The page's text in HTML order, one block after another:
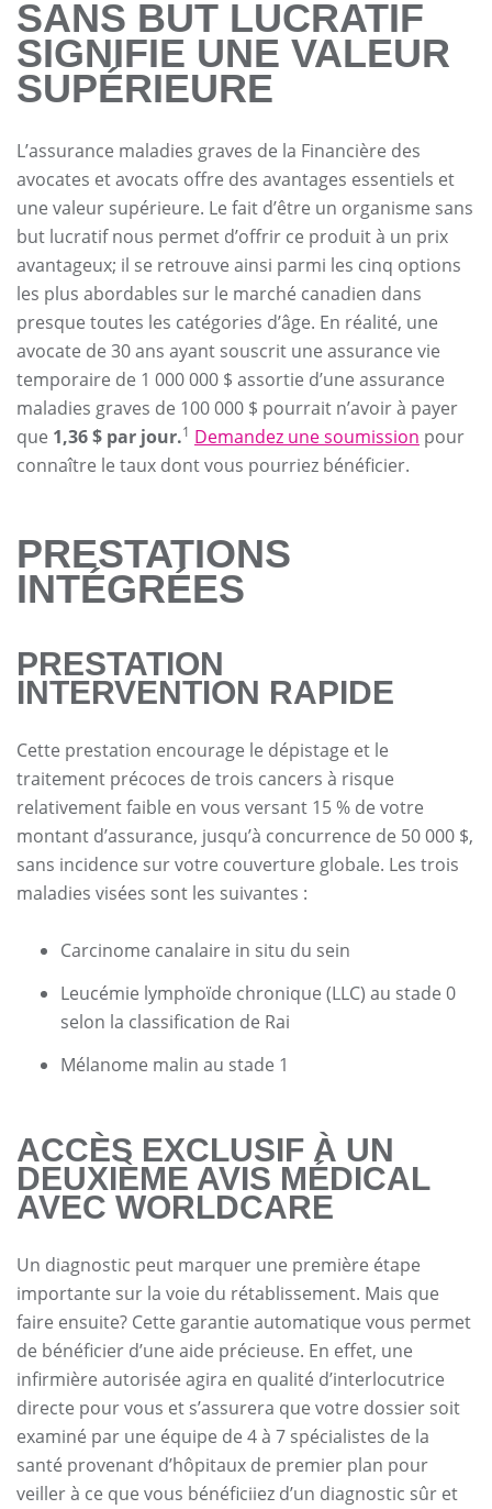
SANS BUT LUCRATIF
SIGNIFIE UNE VALEUR
SUPÉRIEURE
L’assurance maladies graves de la Financière des
avocates et avocats offre des avantages essentiels et
une valeur supérieure. Le fait d’être un organisme sans
but lucratif nous permet d’offrir ce produit à un prix
avantageux; il se retrouve ainsi parmi les cinq options
les plus abordables sur le marché canadien dans
presque toutes les catégories d’âge. En réalité, une
avocate de 30 ans ayant souscrit une assurance vie
temporaire de 1 000 000 $ assortie d’une assurance
maladies graves de 100 000 $ pourrait n’avoir à payer
que 1,36 $ par jour.1 Demandez une soumission pour
connaître le taux dont vous pourriez bénéficier.
PRESTATIONS
INTÉGRÉES
PRESTATION
INTERVENTION RAPIDE
Cette prestation encourage le dépistage et le
traitement précoces de trois cancers à risque
relativement faible en vous versant 15 % de votre
montant d’assurance, jusqu’à concurrence de 50 000 $,
sans incidence sur votre couverture globale. Les trois
maladies visées sont les suivantes :
Carcinome canalaire in situ du sein
Leucémie lymphoïde chronique (LLC) au stade 0
selon la classification de Rai
Mélanome malin au stade 1
ACCÈS EXCLUSIF À UN
DEUXIÈME AVIS MÉDICAL
AVEC WORLDCARE
Un diagnostic peut marquer une première étape
importante sur la voie du rétablissement. Mais que
faire ensuite? Cette garantie automatique vous permet
de bénéficier d’une aide précieuse. En effet, une
infirmière autorisée agira en qualité d’interlocutrice
directe pour vous et s’assurera que votre dossier soit
examiné par une équipe de 4 à 7 spécialistes de la
santé provenant d’hôpitaux de premier plan pour
veiller à ce que vous bénéficiiez d’un diagnostic sûr et